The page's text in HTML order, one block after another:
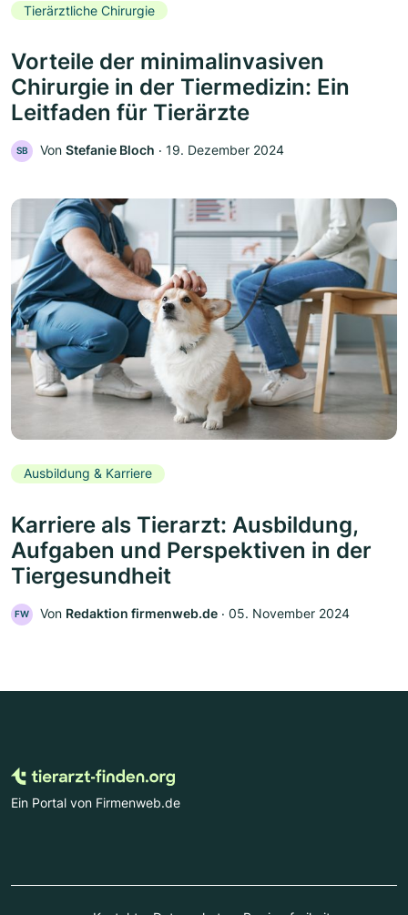
Tierärztliche Chirurgie
Vorteile der minimalinvasiven
Chirurgie in der Tiermedizin: Ein
Leitfaden für Tierärzte
SB Von Stefanie Bloch ‧ 19. Dezember 2024
Ausbildung & Karriere
Karriere als Tierarzt: Ausbildung,
Aufgaben und Perspektiven in der
Tiergesundheit
FW Von Redaktion firmenweb.de ‧ 05. November 2024
Ein Portal von Firmenweb.de